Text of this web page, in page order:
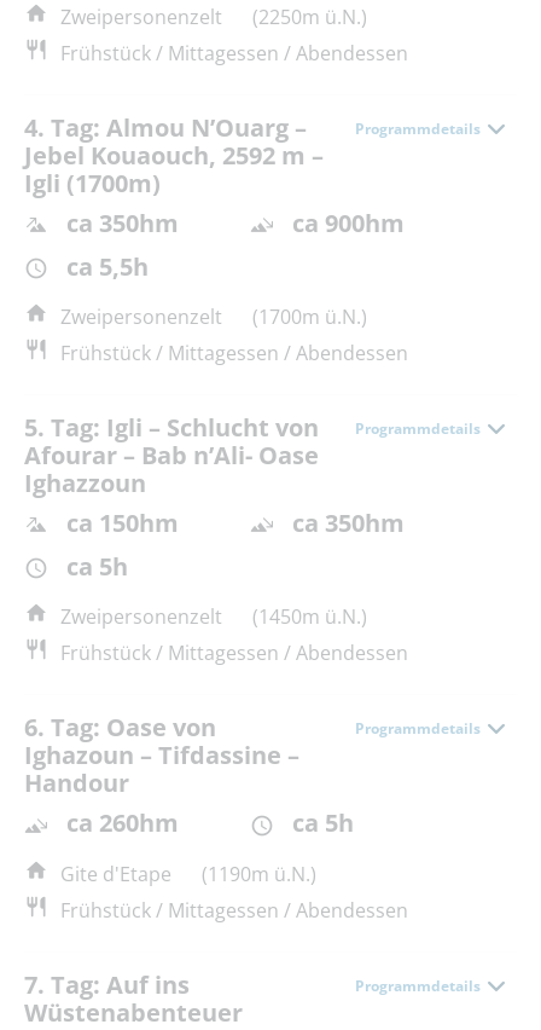
Zweipersonenzelt
(2250m ü.N.)
Frühstück / Mittagessen / Abendessen
4. Tag: Almou N’Ouarg –
Jebel Kouaouch, 2592 m –
Igli (1700m)
Programmdetails
ca 350hm
ca 900hm
ca 5,5h
Zweipersonenzelt
(1700m ü.N.)
Frühstück / Mittagessen / Abendessen
5. Tag: Igli – Schlucht von
Afourar – Bab n’Ali- Oase
Ighazzoun
Programmdetails
ca 150hm
ca 350hm
ca 5h
Zweipersonenzelt
(1450m ü.N.)
Frühstück / Mittagessen / Abendessen
6. Tag: Oase von
Ighazoun – Tifdassine –
Handour
Programmdetails
ca 260hm ca 5h
Gite d'Etape
(1190m ü.N.)
Frühstück / Mittagessen / Abendessen
7. Tag: Auf ins
Wüstenabenteuer
Programmdetails